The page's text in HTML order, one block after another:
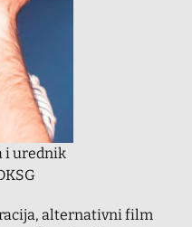
i urednik
alternativni film